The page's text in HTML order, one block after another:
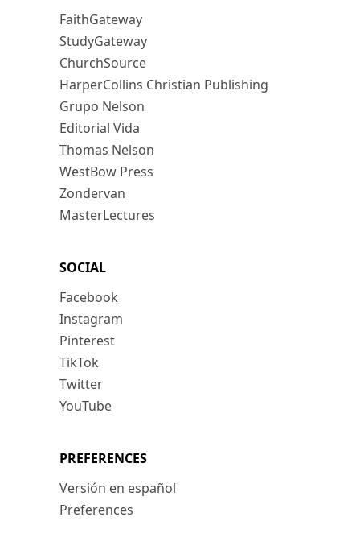
FaithGateway
StudyGateway
ChurchSource
HarperCollins Christian Publishing
Grupo Nelson
Editorial Vida
Thomas Nelson
WestBow Press
Zondervan
MasterLectures
SOCIAL
Facebook
Instagram
Pinterest
TikTok
Twitter
YouTube
PREFERENCES
Versión en español
Preferences